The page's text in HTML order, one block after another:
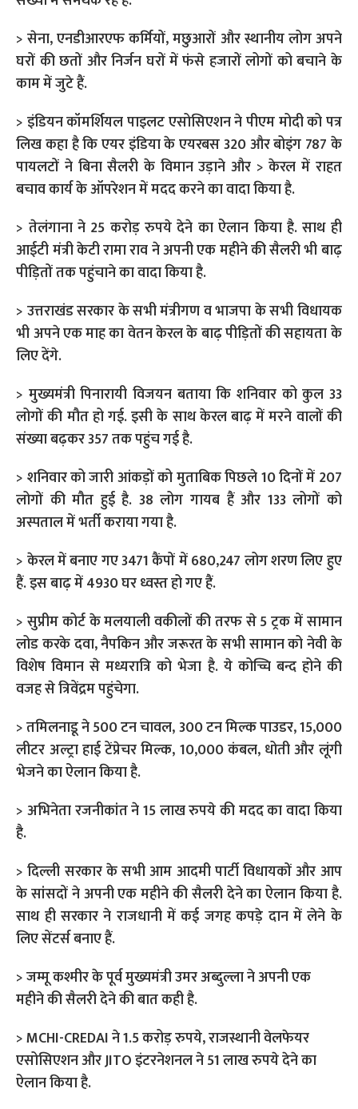
> सेना, एनडीआरएफ कर्मियों, मछुआरों और स्थानीय लोग अपने
घरों की छतों और निर्जन घरों में फंसे हजारों लोगों को बचाने के
काम में जुटे हैं.
> इंडियन कॉमर्शियल पाइलट एसोसिएशन ने पीएम मोदी को पत्र
लिख कहा है कि एयर इंडिया के एयरबस 320 और बोइंग 787 के
पायलटों ने बिना सैलरी के विमान उड़ाने और > केरल में राहत
बचाव कार्य के ऑपरेशन में मदद करने का वादा किया है.
> तेलंगाना ने 25 करोड़ रुपये देने का ऐलान किया है. साथ ही
आईटी मंत्री केटी रामा राव ने अपनी एक महीने की सैलरी भी बाढ़
पीड़ितों तक पहुंचाने का वादा किया है.
> उत्तराखंड सरकार के सभी मंत्रीगण व भाजपा के सभी विधायक
भी अपने एक माह का वेतन केरल के बाढ़ पीड़ितों की सहायता के
लिए देंगे.
> मुख्यमंत्री पिनारायी विजयन बताया कि शनिवार को कुल 33
लोगों की मौत हो गई. इसी के साथ केरल बाढ़ में मरने वालों की
संख्या बढ़कर 357 तक पहुंच गई है.
> शनिवार को जारी आंकड़ों को मुताबिक पिछले 10 दिनों में 207
लोगों की मौत हुई है. 38 लोग गायब हैं और 133 लोगों को
अस्पताल में भर्ती कराया गया है.
> केरल में बनाए गए 3471 कैंपों में 680,247 लोग शरण लिए हुए
हैं. इस बाढ़ में 4930 घर ध्वस्त हो गए हैं.
> सुप्रीम कोर्ट के मलयाली वकीलों की तरफ से 5 ट्रक में सामान
लोड करके दवा, नैपकिन और जरूरत के सभी सामान को नेवी के
विशेष विमान से मध्यरात्रि को भेजा है. ये कोच्चि बन्द होने की
वजह से त्रिवेंद्रम पहुंचेगा.
> तमिलनाडू ने 500 टन चावल, 300 टन मिल्क पाउडर, 15,000
लीटर अल्ट्रा हाई टेंप्रेचर मिल्क, 10,000 कंबल, धोती और लूंगी
भेजने का ऐलान किया है.
> अभिनेता रजनीकांत ने 15 लाख रुपये की मदद का वादा किया
है.
> दिल्ली सरकार के सभी आम आदमी पार्टी विधायकों और आप
के सांसदों ने अपनी एक महीने की सैलरी देने का ऐलान किया है.
साथ ही सरकार ने राजधानी में कई जगह कपड़े दान में लेने के
लिए सेंटर्स बनाए हैं.
> जम्मू कश्मीर के पूर्व मुख्यमंत्री उमर अब्दुल्ला ने अपनी एक
महीने की सैलरी देने की बात कही है.
> MCHI-CREDAI ने 1.5 करोड़ रुपये, राजस्थानी वेलफेयर
एसोसिएशन और JITO इंटरनेशनल ने 51 लाख रुपये देने का
ऐलान किया है.